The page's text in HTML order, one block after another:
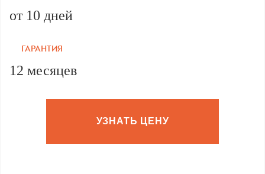
от 10 дней
ГАРАНТИЯ
12 месяцев
УЗНАТЬ ЦЕНУ